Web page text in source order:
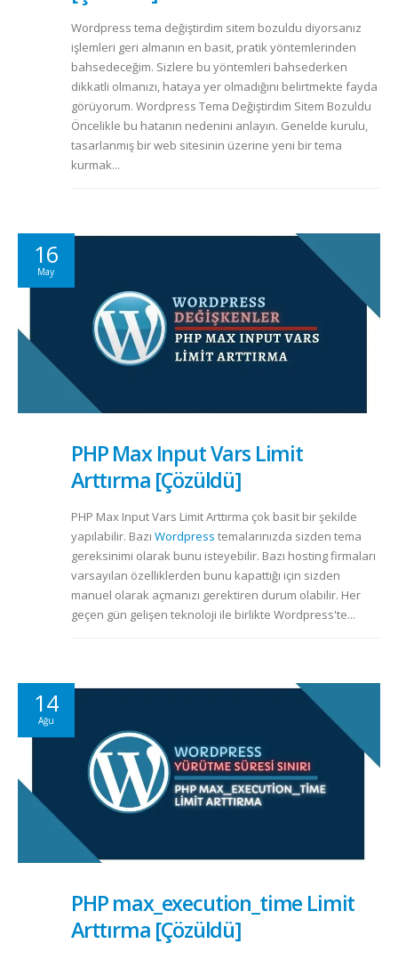
Wordpress tema değiştirdim sitem bozuldu diyorsanız
işlemleri geri almanın en basit, pratik yöntemlerinden
bahsedeceğim. Sizlere bu yöntemleri bahsederken
dikkatli olmanızı, hataya yer olmadığını belirtmekte fayda
görüyorum. Wordpress Tema Değiştirdim Sitem Bozuldu
Öncelikle bu hatanın nedenini anlayın. Genelde kurulu,
tasarlanmış bir web sitesinin üzerine yeni bir tema
kurmak...
16
May
PHP Max Input Vars Limit
Arttırma [Çözüldü]
PHP Max Input Vars Limit Arttırma çok basit bir şekilde
yapılabilir. Bazı Wordpress temalarınızda sizden tema
gereksinimi olarak bunu isteyebilir. Bazı hosting firmaları
varsayılan özelliklerden bunu kapattığı için sizden
manuel olarak açmanızı gerektiren durum olabilir. Her
geçen gün gelişen teknoloji ile birlikte Wordpress'te...
14
Ağu
PHP max_execution_time Limit
Arttırma [Çözüldü]